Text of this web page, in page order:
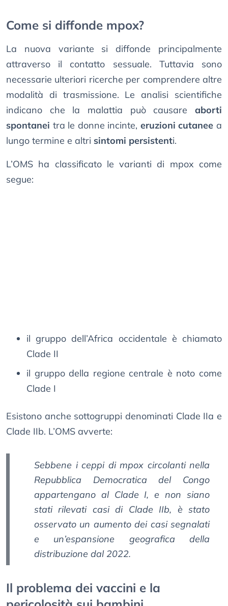
Come si diffonde mpox?
La nuova variante si diffonde principalmente
attraverso il contatto sessuale. Tuttavia sono
necessarie ulteriori ricerche per comprendere altre
modalità di trasmissione. Le analisi scientifiche
indicano che la malattia può causare aborti
spontanei tra le donne incinte, eruzioni cutanee a
lungo termine e altri sintomi persistenti.
L’OMS ha classificato le varianti di mpox come
segue:
il gruppo dell’Africa occidentale è chiamato
Clade II
il gruppo della regione centrale è noto come
Clade I
Esistono anche sottogruppi denominati Clade IIa e
Clade IIb. L’OMS avverte:
Sebbene i ceppi di mpox circolanti nella
Repubblica Democratica del Congo
appartengano al Clade I, e non siano
stati rilevati casi di Clade IIb, è stato
osservato un aumento dei casi segnalati
e un’espansione geografica della
distribuzione dal 2022.
Il problema dei vaccini e la